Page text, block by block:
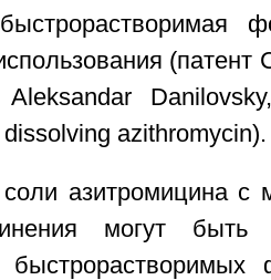
azithromycin).
азитромицина с
могут быть